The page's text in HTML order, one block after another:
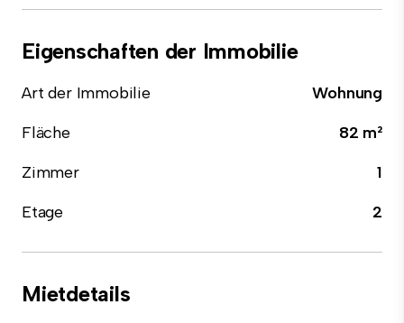
Eigenschaften der Immobilie
Art der Immobilie
Wohnung
Fläche
82 m²
Zimmer
1
Etage
2
Mietdetails